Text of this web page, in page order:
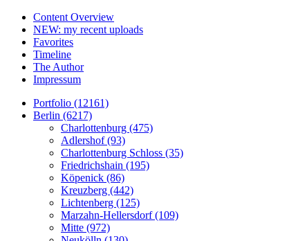
Content Overview
NEW: my recent uploads
Favorites
Timeline
The Author
Impressum
Portfolio (12161)
Berlin (6217)
Charlottenburg (475)
Adlershof (93)
Charlottenburg Schloss (35)
Friedrichshain (195)
Köpenick (86)
Kreuzberg (442)
Lichtenberg (125)
Marzahn-Hellersdorf (109)
Mitte (972)